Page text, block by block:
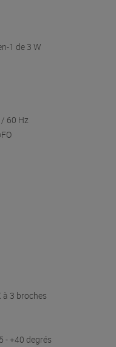
1 de 3 W
60 Hz
à 3 broches
- +40 degrés